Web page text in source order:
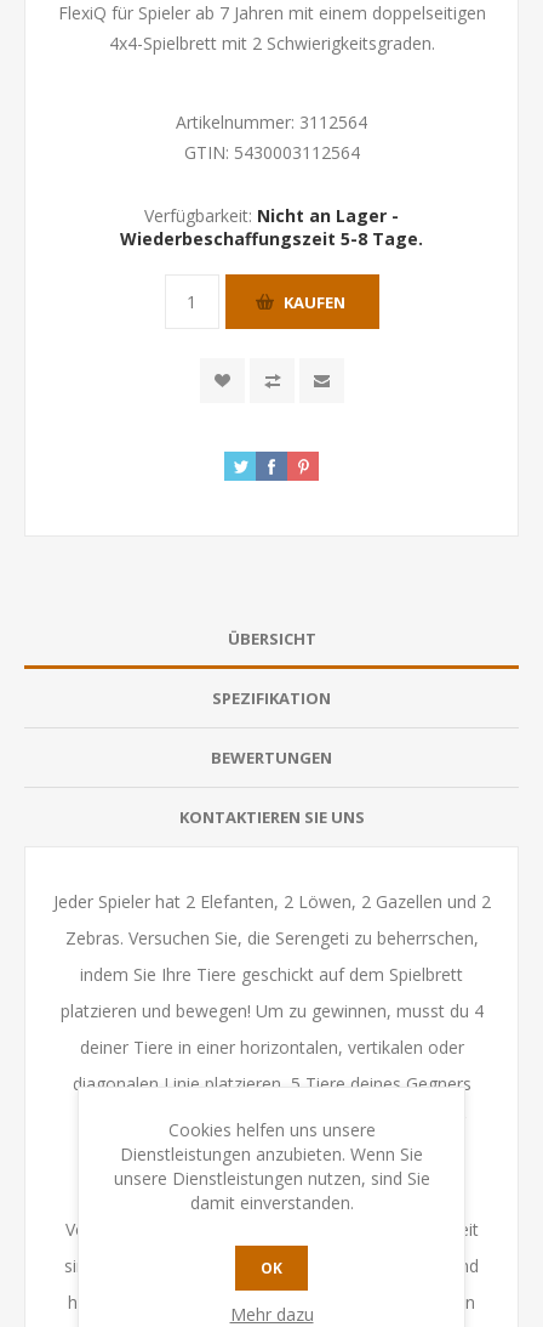
FlexiQ für Spieler ab 7 Jahren mit einem doppelseitigen
4x4-Spielbrett mit 2 Schwierigkeitsgraden.
Artikelnummer: 3112564
GTIN: 5430003112564
Verfügbarkeit: Nicht an Lager -
Wiederbeschaffungszeit 5-8 Tage.
KAUFEN
ÜBERSICHT
SPEZIFIKATION
BEWERTUNGEN
KONTAKTIEREN SIE UNS
Jeder Spieler hat 2 Elefanten, 2 Löwen, 2 Gazellen und 2
Zebras. Versuchen Sie, die Serengeti zu beherrschen,
indem Sie Ihre Tiere geschickt auf dem Spielbrett
platzieren und bewegen! Um zu gewinnen, musst du 4
deiner Tiere in einer horizontalen, vertikalen oder
diagonalen Linie platzieren, 5 Tiere deines Gegners
eliminieren oder deinen Gegner an der Bewegung
hindern.
Vorausschauendes Denken und Anpassungsfähigkeit
sind gefragt, denn jedes Tier bewegt sich anders und
hat seine eigenen Stärken und Schwächen ... und ein
Cookies helfen uns unsere
Dienstleistungen anzubieten. Wenn Sie
unsere Dienstleistungen nutzen, sind Sie
damit einverstanden.
OK
Mehr dazu